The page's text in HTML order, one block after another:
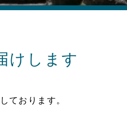
けします
ております。